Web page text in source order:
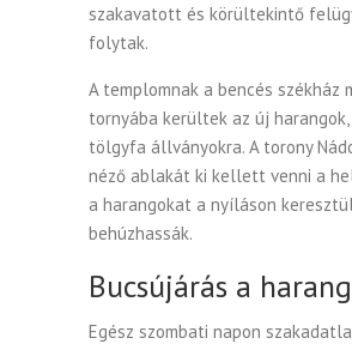
szakavatott és körültekintő
folytak.
A templomnak a bencés székház
tornyába kerültek az új
tölgyfa állványokra. A torony
néző ablakát ki kellett venni a
a harangokat a nyíláson
behúzhassák.
Bucsújárás a
Egész szombati napon